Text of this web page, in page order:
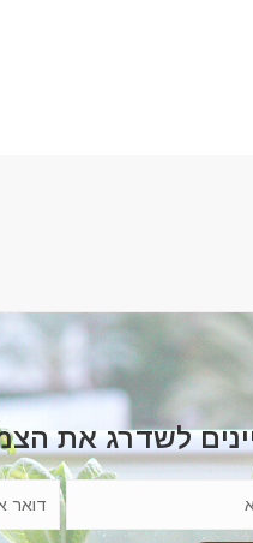
לשדרג את